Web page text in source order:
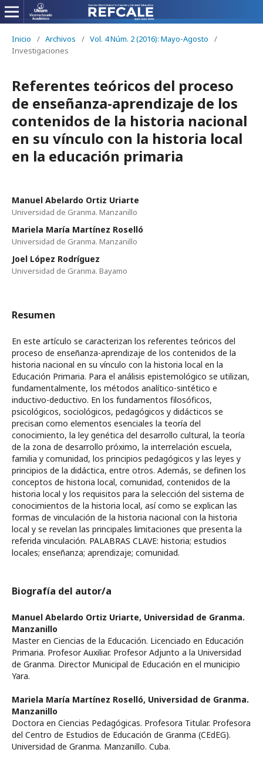
Inicio / Archivos / Vol. 4 Núm. 2 (2016): Mayo-Agosto
/
Investigaciones
Referentes teóricos del proceso
de enseñanza-aprendizaje de los
contenidos de la historia nacional
en su vínculo con la historia local
en la educación primaria
Manuel Abelardo Ortiz Uriarte
Universidad de Granma. Manzanillo
Mariela María Martínez Roselló
Universidad de Granma. Manzanillo
Joel López Rodríguez
Universidad de Granma. Bayamo
Resumen
En este artículo se caracterizan los referentes teóricos del
proceso de enseñanza-aprendizaje de los contenidos de la
historia nacional en su vínculo con la historia local en la
Educación Primaria. Para el análisis epistemológico se utilizan,
fundamentalmente, los métodos analítico-sintético e
inductivo-deductivo. En los fundamentos filosóficos,
psicológicos, sociológicos, pedagógicos y didácticos se
precisan como elementos esenciales la teoría del
conocimiento, la ley genética del desarrollo cultural, la teoría
de la zona de desarrollo próximo, la interrelación escuela,
familia y comunidad, los principios pedagógicos y las leyes y
principios de la didáctica, entre otros. Además, se definen los
conceptos de historia local, comunidad, contenidos de la
historia local y los requisitos para la selección del sistema de
conocimientos de la historia local, así como se explican las
formas de vinculación de la historia nacional con la historia
local y se revelan las principales limitaciones que presenta la
referida vinculación. PALABRAS CLAVE: historia; estudios
locales; enseñanza; aprendizaje; comunidad.
Biografía del autor/a
Manuel Abelardo Ortiz Uriarte, Universidad de Granma.
Manzanillo
Master en Ciencias de la Educación. Licenciado en Educación
Primaria. Profesor Auxiliar. Profesor Adjunto a la Universidad
de Granma. Director Municipal de Educación en el municipio
Yara.
Mariela María Martínez Roselló, Universidad de Granma.
Manzanillo
Doctora en Ciencias Pedagógicas. Profesora Titular. Profesora
del Centro de Estudios de Educación de Granma (CEdEG).
Universidad de Granma. Manzanillo. Cuba.